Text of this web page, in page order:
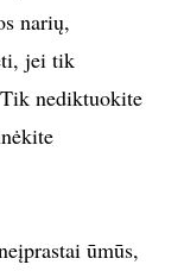
narių,
jei tik
nediktuokite
ūmūs,